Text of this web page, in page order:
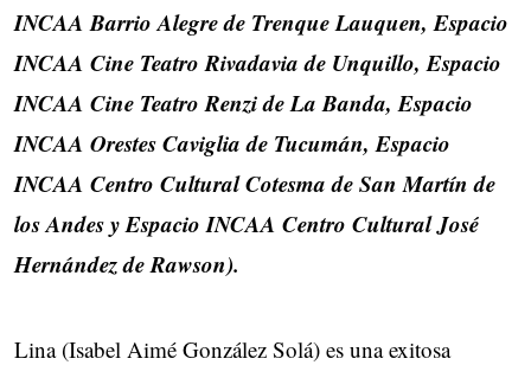
INCAA Barrio Alegre de Trenque Lauquen, Espacio
INCAA Cine Teatro Rivadavia de Unquillo, Espacio
INCAA Cine Teatro Renzi de La Banda, Espacio
INCAA Orestes Caviglia de Tucumán, Espacio
INCAA Centro Cultural Cotesma de San Martín de
los Andes y Espacio INCAA Centro Cultural José
Hernández de Rawson).
Lina (Isabel Aimé González Solá) es una exitosa